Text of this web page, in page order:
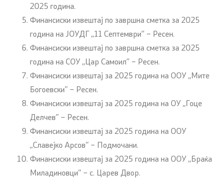
2025 година.
Финансиски извештај по завршна сметка за 2025
година на ЈОУДГ ,,11 Септември’’ – Ресен.
Финансиски извештај по завршна сметка за 2025
година на СОУ ,,Цар Самоил’’ – Ресен.
Финансиски извештај за 2025 година на OОУ ,,Мите
Богоевски’’ – Ресен.
Финансиски извештај за 2025 година на ОУ ,,Гоце
Делчев’’ – Ресен.
Финансиски извештај за 2025 година на OОУ
,,Славејко Арсов’’ – Подмочани.
Финансиски извештај за 2025 година на OОУ ,,Браќа
Миладиновци’’ – с. Царев Двор.